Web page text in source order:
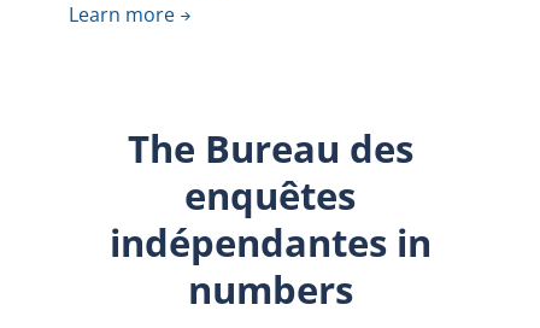
Learn more
The Bureau des
enquêtes
indépendantes in
numbers